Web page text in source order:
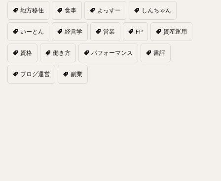
地方移住 食事 よっすー しんちゃん
いーとん 経営学 営業 FP 資産運用
資格 働き方 パフォーマンス 書評
ブログ運営 副業